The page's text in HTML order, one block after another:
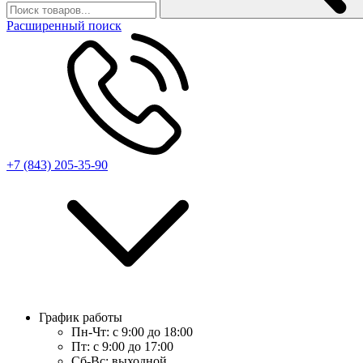
Расширенный поиск
+7 (843) 205-35-90
График работы
Пн-Чт: с 9:00 до 18:00
Пт: с 9:00 до 17:00